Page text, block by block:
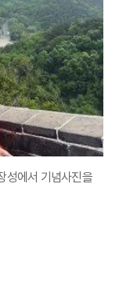
성에서 기념사진을